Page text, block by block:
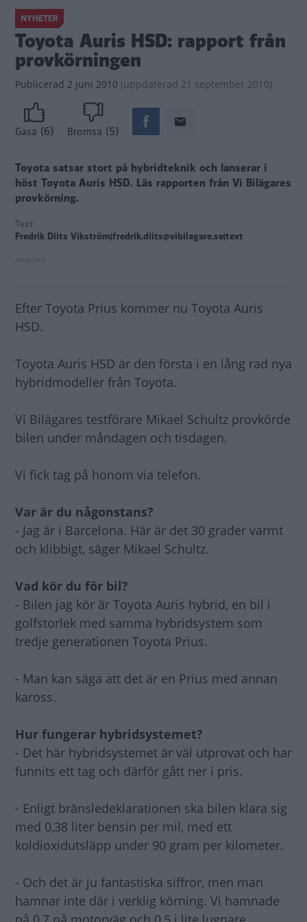
NYHETER
Toyota Auris HSD: rapport från
provkörningen
Publicerad 2 juni 2010 (uppdaterad 21 september 2010)
Gasa (6) Bromsa (5)
Toyota satsar stort på hybridteknik och lanserar i
höst Toyota Auris HSD. Läs rapporten från Vi Bilägares
provkörning.
Text
Fredrik Diits Vikström|fredrik.diits@vibilagare.se|text
Efter Toyota Prius kommer nu Toyota Auris
HSD.
Toyota Auris HSD är den första i en lång rad nya
hybridmodeller från Toyota.
Vi Bilägares testförare Mikael Schultz provkörde
bilen under måndagen och tisdagen.
Vi fick tag på honom via telefon.
Var är du någonstans?
- Jag är i Barcelona. Här är det 30 grader varmt
och klibbigt, säger Mikael Schultz.
Vad kör du för bil?
- Bilen jag kör är Toyota Auris hybrid, en bil i
golfstorlek med samma hybridsystem som
tredje generationen Toyota Prius.
- Man kan säga att det är en Prius med annan
kaross.
Hur fungerar hybridsystemet?
- Det här hybridsystemet är väl utprovat och har
funnits ett tag och därför gått ner i pris.
- Enligt bränsledeklarationen ska bilen klara sig
med 0,38 liter bensin per mil, med ett
koldioxidutsläpp under 90 gram per kilometer.
- Och det är ju fantastiska siffror, men man
hamnar inte där i verklig körning. Vi hamnade